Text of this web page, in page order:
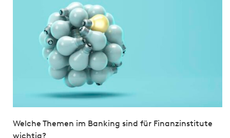
Welche Themen im Banking sind für Finanzinstitute
wichtig?